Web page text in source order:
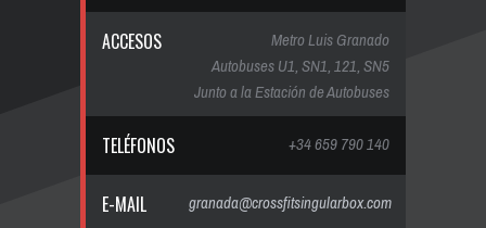
ACCESOS
Metro Luis Granado
Autobuses U1, SN1, 121, SN5
Junto a la Estación de Autobuses
TELÉFONOS +34 659 790 140
E-MAIL granada@crossfitsingularbox.com